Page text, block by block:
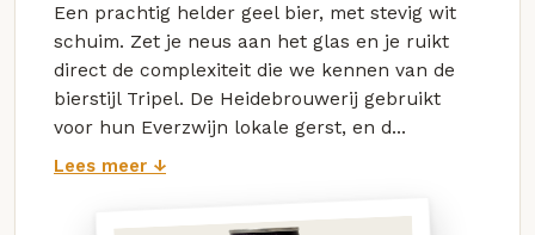
Een prachtig helder geel bier, met stevig wit
schuim. Zet je neus aan het glas en je ruikt
direct de complexiteit die we kennen van de
bierstijl Tripel. De Heidebrouwerij gebruikt
voor hun Everzwijn lokale gerst, en d...
Lees meer ↓